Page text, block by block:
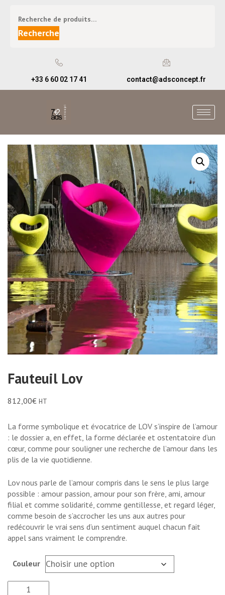
Recherche
+33 6 60 02 17 41 contact@adsconcept.fr
Fauteuil Lov
812,00€ HT
La forme symbolique et évocatrice de LOV s’inspire de l’amour
: le dossier a, en effet, la forme déclarée et ostentatoire d’un
cœur, comme pour souligner une recherche de l’amour dans les
plis de la vie quotidienne.
Lov nous parle de l’amour compris dans le sens le plus large
possible : amour passion, amour pour son frère, ami, amour
filial et comme solidarité, comme gentillesse, et regard léger,
comme besoin de s’accrocher les uns aux autres pour
redécouvrir le vrai sens d’un sentiment auquel chacun fait
appel sans vraiment le comprendre.
Couleur